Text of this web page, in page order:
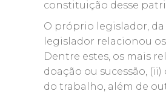
constituição desse
O próprio legislador, da
legislador relacionou
Dentre estes, os mais
doação ou sucessão,
do trabalho, além de